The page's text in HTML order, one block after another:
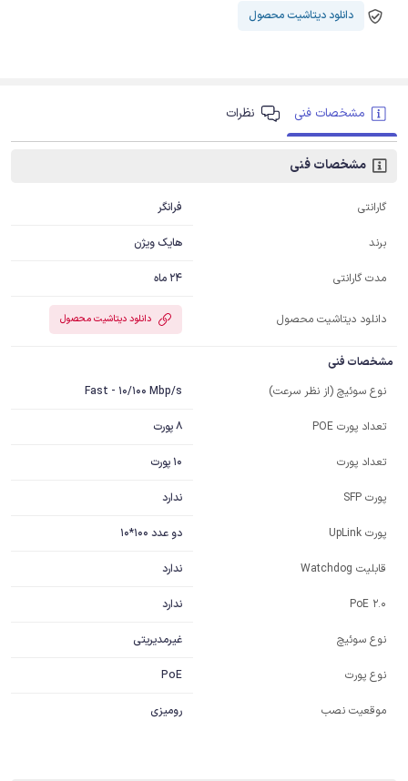
دانلود دیتاشیت محصول
مشخصات فنی نظرات
مشخصات فنی
گارانتی فرانگر
برند هایک ویژن
مدت گارانتی 24 ماه
دانلود دیتاشیت محصول دانلود دیتاشیت محصول
مشخصات فنی
نوع سوئیچ (از نظر سرعت)
Fast - 10/100 Mbp/s
تعداد پورت POE 8 پورت
تعداد پورت 10 پورت
پورت SFP ندارد
پورت UpLink دو عدد 100*10
قابلیت Watchdog ندارد
PoE 2.0 ندارد
نوع سوئیچ غیرمدیریتی
نوع پورت PoE
موقعیت نصب رومیزی